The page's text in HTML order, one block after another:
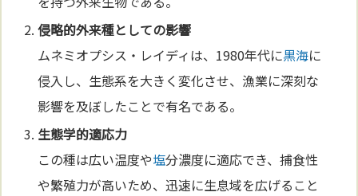
侵略的外来種としての影響
ムネミオプシス・レイディは、1980年代に黒海に
侵入し、生態系を大きく変化させ、漁業に深刻な
影響を及ぼしたことで有名である。
生態学的適応力
この種は広い温度や塩分濃度に適応でき、捕食性
や繁殖力が高いため、迅速に生息域を広げること